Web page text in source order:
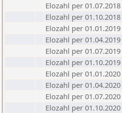
Elozahl per 01.07.2018
Elozahl per 01.10.2018
Elozahl per 01.01.2019
Elozahl per 01.04.2019
Elozahl per 01.07.2019
Elozahl per 01.10.2019
Elozahl per 01.01.2020
Elozahl per 01.04.2020
Elozahl per 01.07.2020
Elozahl per 01.10.2020